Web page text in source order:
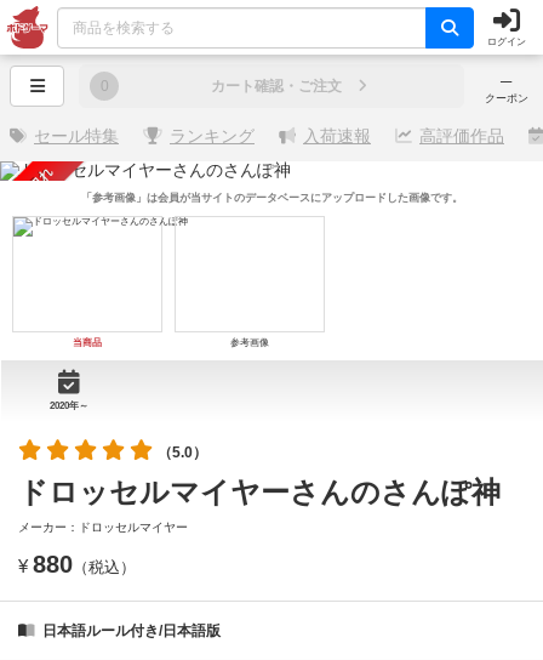
ログイン
─
クーポン
0 カート確認・ご注文
セール特集 ランキング 入荷速報 高評価作品
売り切れ
当商品 参考画像
「参考画像」は会員が当サイトのデータベースにアップロードした画像です。
2020年～
（5.0）
ドロッセルマイヤーさんのさんぽ神
メーカー：ドロッセルマイヤー
¥ 880 （税込）
日本語ルール付き/日本語版